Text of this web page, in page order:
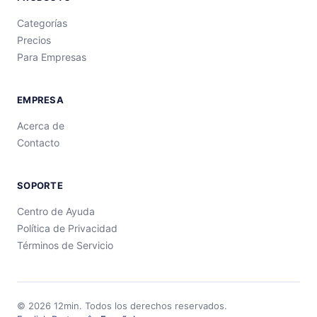
Categorías
Precios
Para Empresas
EMPRESA
Acerca de
Contacto
SOPORTE
Centro de Ayuda
Política de Privacidad
Términos de Servicio
© 2026 12min. Todos los derechos reservados.